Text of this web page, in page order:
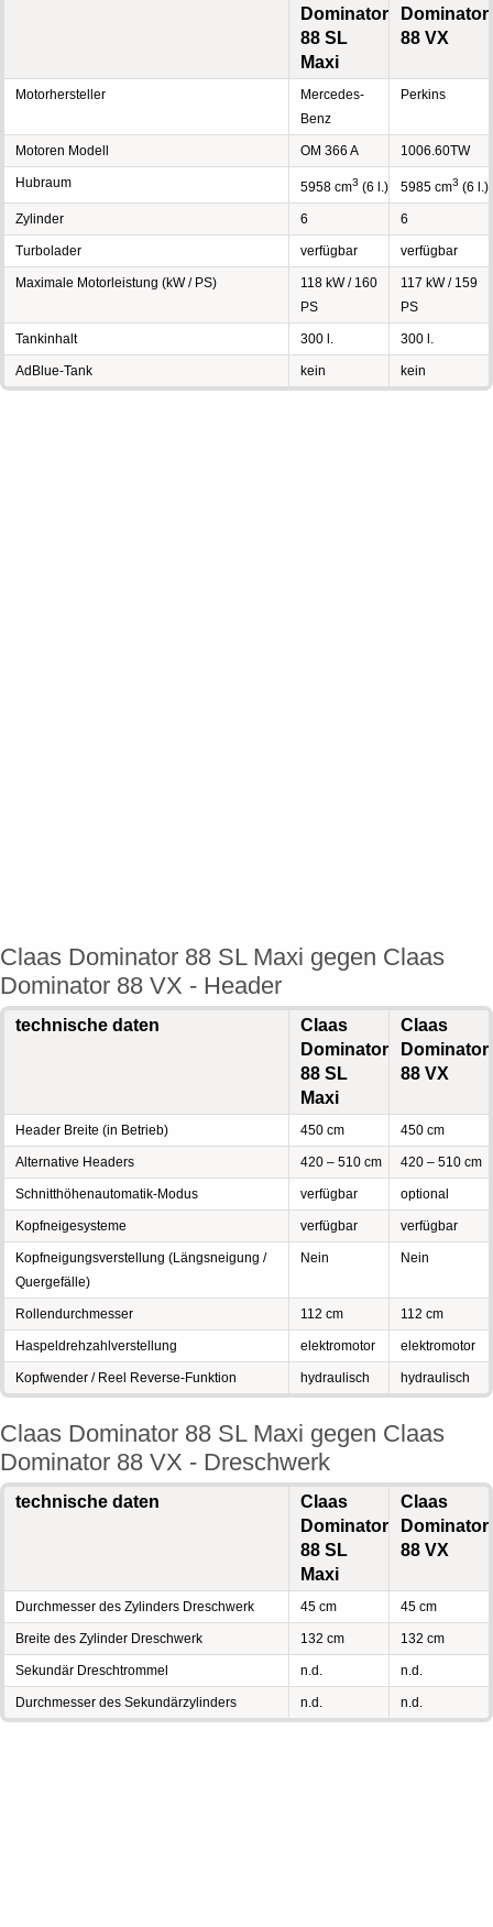
Dominator
88 SL
Maxi
Dominator
88 VX
Motorhersteller
Mercedes-
Benz
Perkins
Motoren Modell OM 366 A 1006.60TW
Hubraum 5958 cm3 (6 l.) 5985 cm3 (6 l.)
Zylinder 6 6
Turbolader verfügbar verfügbar
Maximale Motorleistung (kW / PS)
118 kW / 160
PS
117 kW / 159
PS
Tankinhalt 300 l. 300 l.
AdBlue-Tank kein kein
Claas Dominator 88 SL Maxi gegen Claas
Dominator 88 VX - Header
technische daten
Claas
Dominator
88 SL
Maxi
Claas
Dominator
88 VX
Header Breite (in Betrieb) 450 cm 450 cm
Alternative Headers 420 – 510 cm 420 – 510 cm
Schnitthöhenautomatik-Modus verfügbar optional
Kopfneigesysteme verfügbar verfügbar
Kopfneigungsverstellung (Längsneigung /
Quergefälle)
Nein Nein
Rollendurchmesser 112 cm 112 cm
Haspeldrehzahlverstellung elektromotor elektromotor
Kopfwender / Reel Reverse-Funktion hydraulisch hydraulisch
Claas Dominator 88 SL Maxi gegen Claas
Dominator 88 VX - Dreschwerk
technische daten
Claas
Dominator
88 SL
Maxi
Claas
Dominator
88 VX
Durchmesser des Zylinders Dreschwerk 45 cm 45 cm
Breite des Zylinder Dreschwerk 132 cm 132 cm
Sekundär Dreschtrommel n.d. n.d.
Durchmesser des Sekundärzylinders n.d. n.d.